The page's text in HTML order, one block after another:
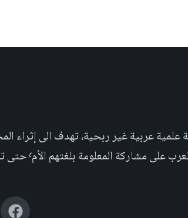
على مشاركة المعلومة بلغتهم الأم٬ حتى تأخد هذه اللغة دوراً اكبر على صعيد العلوم التجريبية والإجتماعية.